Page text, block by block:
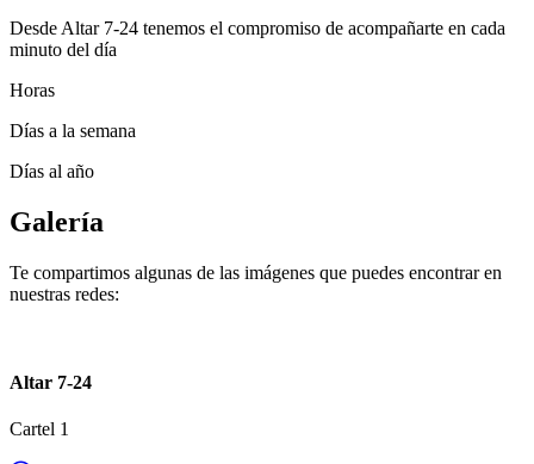
Desde Altar 7-24 tenemos el compromiso de acompañarte en cada
minuto del día
Horas
Días a la semana
Días al año
Galería
Te compartimos algunas de las imágenes que puedes encontrar en
nuestras redes:
Altar 7-24
Cartel 1